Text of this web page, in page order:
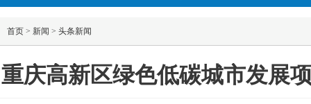
首页 > 新闻 > 头条新闻
重庆高新区绿色低碳城市发展